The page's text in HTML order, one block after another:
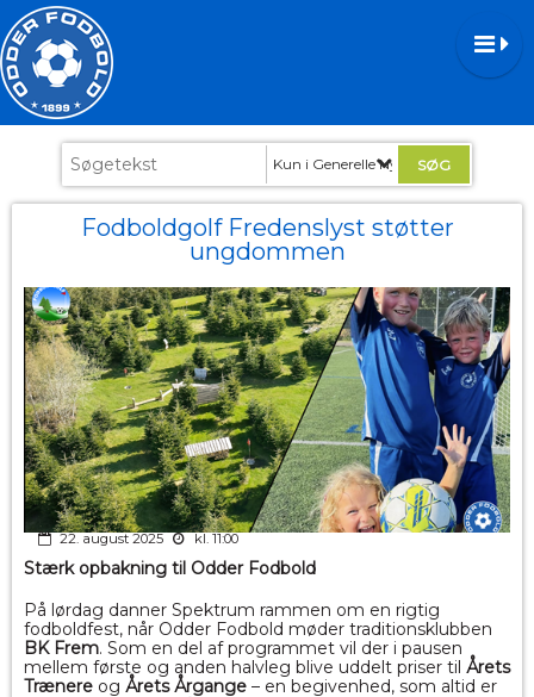
Kun i Generelle Nyheder
Fodboldgolf Fredenslyst støtter
ungdommen
22. august 2025 kl. 11:00
Stærk opbakning til Odder Fodbold
På lørdag danner Spektrum rammen om en rigtig
fodboldfest, når Odder Fodbold møder traditionsklubben
BK Frem. Som en del af programmet vil der i pausen
mellem første og anden halvleg blive uddelt priser til Årets
Trænere og Årets Årgange – en begivenhed, som altid er